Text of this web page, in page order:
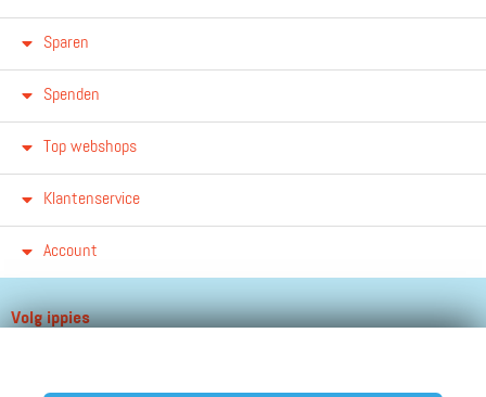
Sparen
Spenden
Top webshops
Klantenservice
Account
Volg ippies